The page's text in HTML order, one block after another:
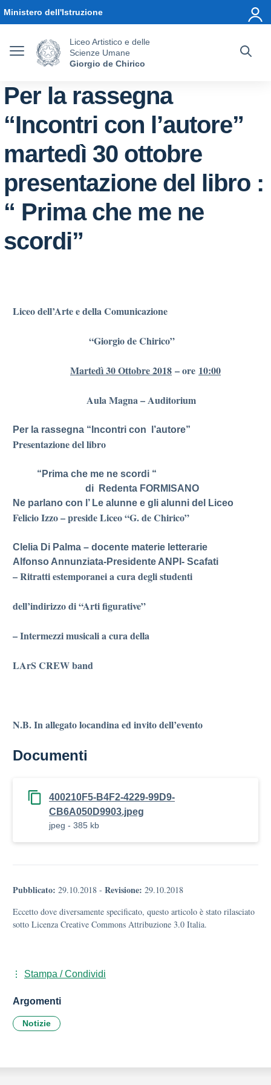
Ministero dell'Istruzione
Liceo Artistico e delle
Scienze Umane
Giorgio de Chirico
Per la rassegna
“Incontri con l’autore”
martedì 30 ottobre
presentazione del libro :
“ Prima che me ne
scordi”
Liceo dell’Arte e della Comunicazione
“Giorgio de Chirico”
Martedì 30 Ottobre 2018 – ore 10:00
Aula Magna – Auditorium
Per la rassegna “Incontri con l’autore”
Presentazione del libro
“Prima che me ne scordi “
di Redenta FORMISANO
Ne parlano con l’ Le alunne e gli alunni del Liceo
Felicio Izzo – preside Liceo “G. de Chirico”
Clelia Di Palma – docente materie letterarie
Alfonso Annunziata-Presidente ANPI- Scafati
– Ritratti estemporanei a cura degli studenti
dell’indirizzo di “Arti figurative”
– Intermezzi musicali a cura della
LArS CREW band
N.B. In allegato locandina ed invito dell’evento
Documenti
400210F5-B4F2-4229-99D9-
CB6A050D9903.jpeg
jpeg - 385 kb
Pubblicato: 29.10.2018 - Revisione: 29.10.2018
Eccetto dove diversamente specificato, questo articolo è stato rilasciato
sotto Licenza Creative Commons Attribuzione 3.0 Italia.
Stampa / Condividi
Argomenti
Notizie